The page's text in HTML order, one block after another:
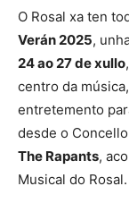
O Rosal xa ten
Verán 2025,
24 ao 27 de xullo
centro da
entretemento
desde o
The Rapants,
Musical do Rosal.